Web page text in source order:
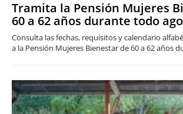
Tramita la Pensión Mujeres
60 a 62 años durante todo
Consulta las fechas, requisitos y calendario
a la Pensión Mujeres Bienestar de 60 a 62 años